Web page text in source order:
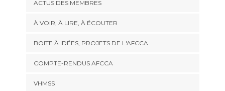
ACTUS DES MEMBRES
À VOIR, À LIRE, À ÉCOUTER
BOITE À IDÉES, PROJETS DE L'AFCCA
COMPTE-RENDUS AFCCA
VHMSS